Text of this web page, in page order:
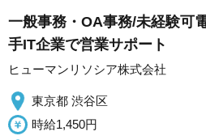
一般事務・OA事務/未経験可
手IT企業で営業サポート
ヒューマンリソシア株式会社
東京都 渋谷区
時給1,450円